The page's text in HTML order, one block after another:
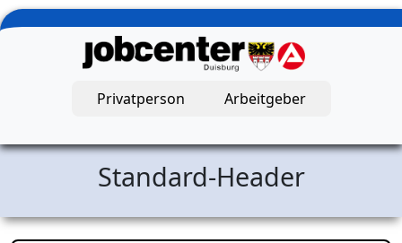
Zum Hauptinhalt springen
Jobcenter Duisburg – Startseite
Privatperson Arbeitgeber
Standard-Header